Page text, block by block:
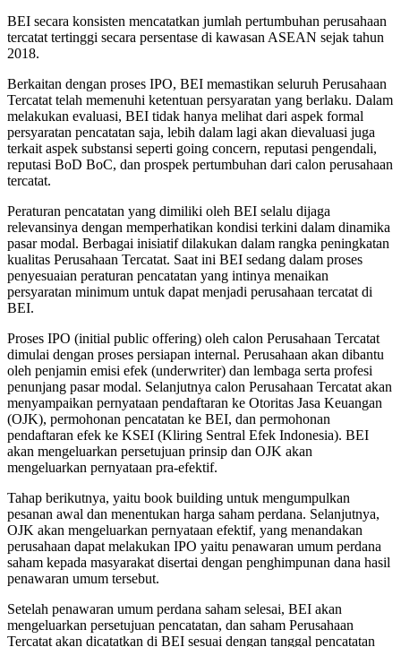
BEI secara konsisten mencatatkan jumlah pertumbuhan perusahaan
tercatat tertinggi secara persentase di kawasan ASEAN sejak tahun
2018.
Berkaitan dengan proses IPO, BEI memastikan seluruh Perusahaan
Tercatat telah memenuhi ketentuan persyaratan yang berlaku. Dalam
melakukan evaluasi, BEI tidak hanya melihat dari aspek formal
persyaratan pencatatan saja, lebih dalam lagi akan dievaluasi juga
terkait aspek substansi seperti going concern, reputasi pengendali,
reputasi BoD BoC, dan prospek pertumbuhan dari calon perusahaan
tercatat.
Peraturan pencatatan yang dimiliki oleh BEI selalu dijaga
relevansinya dengan memperhatikan kondisi terkini dalam dinamika
pasar modal. Berbagai inisiatif dilakukan dalam rangka peningkatan
kualitas Perusahaan Tercatat. Saat ini BEI sedang dalam proses
penyesuaian peraturan pencatatan yang intinya menaikan
persyaratan minimum untuk dapat menjadi perusahaan tercatat di
BEI.
Proses IPO (initial public offering) oleh calon Perusahaan Tercatat
dimulai dengan proses persiapan internal. Perusahaan akan dibantu
oleh penjamin emisi efek (underwriter) dan lembaga serta profesi
penunjang pasar modal. Selanjutnya calon Perusahaan Tercatat akan
menyampaikan pernyataan pendaftaran ke Otoritas Jasa Keuangan
(OJK), permohonan pencatatan ke BEI, dan permohonan
pendaftaran efek ke KSEI (Kliring Sentral Efek Indonesia). BEI
akan mengeluarkan persetujuan prinsip dan OJK akan
mengeluarkan pernyataan pra-efektif.
Tahap berikutnya, yaitu book building untuk mengumpulkan
pesanan awal dan menentukan harga saham perdana. Selanjutnya,
OJK akan mengeluarkan pernyataan efektif, yang menandakan
perusahaan dapat melakukan IPO yaitu penawaran umum perdana
saham kepada masyarakat disertai dengan penghimpunan dana hasil
penawaran umum tersebut.
Setelah penawaran umum perdana saham selesai, BEI akan
mengeluarkan persetujuan pencatatan, dan saham Perusahaan
Tercatat akan dicatatkan di BEI sesuai dengan tanggal pencatatan